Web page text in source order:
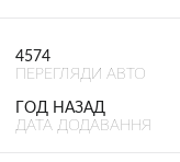
4574
ПЕРЕГЛЯДИ АВТО
ГОД НАЗАД
ДАТА ДОДАВАННЯ